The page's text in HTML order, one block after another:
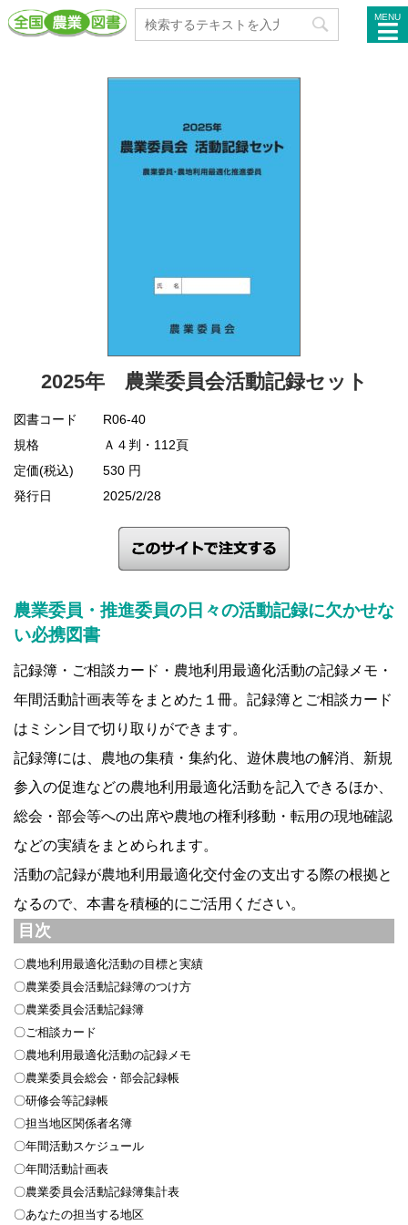
MENU
2025年 農業委員会活動記録セット
図書コード
R06-40
規格
Ａ４判・112頁
定価(税込)
530 円
発行日
2025/2/28
農業委員・推進委員の日々の活動記録に欠かせな
い必携図書
記録簿・ご相談カード・農地利用最適化活動の記録メモ・
年間活動計画表等をまとめた１冊。記録簿とご相談カード
はミシン目で切り取りができます。
記録簿には、農地の集積・集約化、遊休農地の解消、新規
参入の促進などの農地利用最適化活動を記入できるほか、
総会・部会等への出席や農地の権利移動・転用の現地確認
などの実績をまとめられます。
活動の記録が農地利用最適化交付金の支出する際の根拠と
なるので、本書を積極的にご活用ください。
目次
〇農地利用最適化活動の目標と実績
〇農業委員会活動記録簿のつけ方
〇農業委員会活動記録簿
〇ご相談カード
〇農地利用最適化活動の記録メモ
〇農業委員会総会・部会記録帳
〇研修会等記録帳
〇担当地区関係者名簿
〇年間活動スケジュール
〇年間活動計画表
〇農業委員会活動記録簿集計表
〇あなたの担当する地区